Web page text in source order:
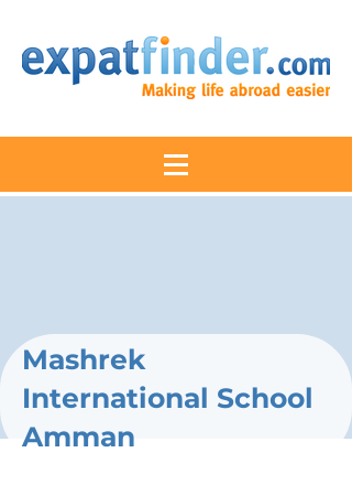
Mashrek
International School
Amman